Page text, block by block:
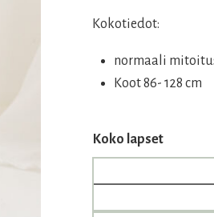
Kokotiedot:
normaali
Koot 86- 128 cm
Koko lapset